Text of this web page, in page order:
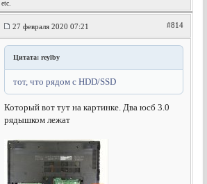
etc.
27 февраля 2020 07:21 #814
Цитата: reylby
тот, что рядом с HDD/SSD
Который вот тут на картинке. Два юсб 3.0
рядышком лежат